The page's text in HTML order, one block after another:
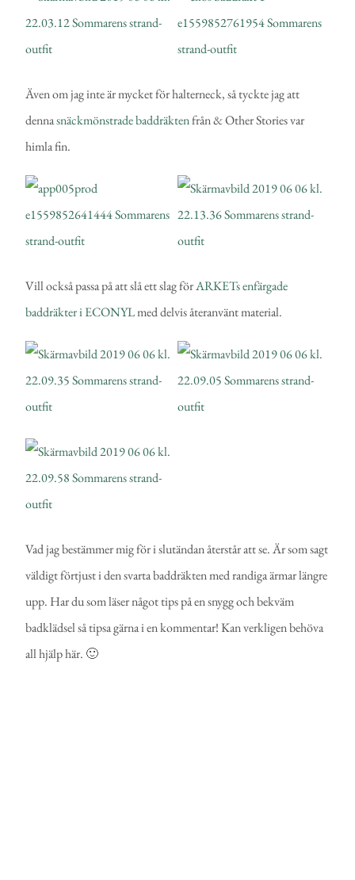
Även om jag inte är mycket för halterneck, så tyckte jag att
dennasnäckmönstrade baddräktenfrån & Other Stories var
himla fin.
Vill också passa på att slå ett slag förARKETs enfärgade
baddräkter i ECONYLmed delvis återanvänt material.
Vad jag bestämmer mig för i slutändan återstår att se. Är som sagt
väldigt förtjust i den svarta baddräkten med randiga ärmar längre
upp. Har du som läser något tips på en snygg och bekväm
badklädsel så tipsa gärna i en kommentar! Kan verkligen behöva
all hjälp här. 🙂